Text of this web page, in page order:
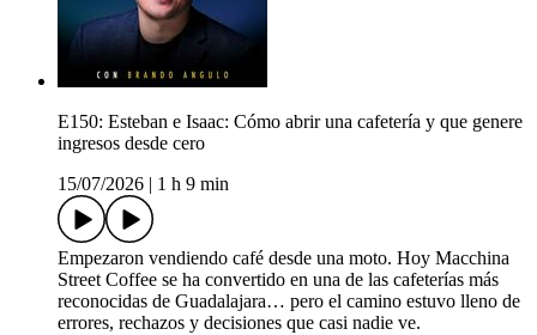
E150: Esteban e Isaac: Cómo abrir una cafetería y que genere
ingresos desde cero
15/07/2026
1 h 9 min
Empezaron vendiendo café desde una moto. Hoy Macchina
Street Coffee se ha convertido en una de las cafeterías más
reconocidas de Guadalajara… pero el camino estuvo lleno de
errores, rechazos y decisiones que casi nadie ve.